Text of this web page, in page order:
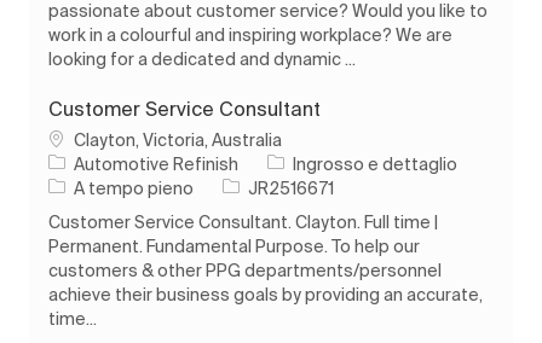
passionate about customer service? Would you like to
work in a colourful and inspiring workplace? We are
looking for a dedicated and dynamic ...
Customer Service Consultant
Ubicazione
Clayton, Victoria, Australia
Automotive Refinish
Categoria
Ingrosso e dettaglio
Tipo di lavoro
A tempo pieno ID processo
JR2516671
Customer Service Consultant. Clayton. Full time |
Permanent. Fundamental Purpose. To help our
customers & other PPG departments/personnel
achieve their business goals by providing an accurate,
time...